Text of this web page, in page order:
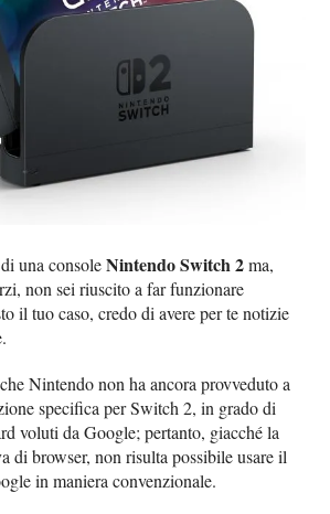
una consoleNintendo Switch 2ma,
non sei riuscito a far funzionare
il tuo caso, credo di avere per te notizie
Nintendo non ha ancora provveduto a
specifica per Switch 2, in grado di
voluti da Google; pertanto, giacché la
di browser, non risulta possibile usare il
in maniera convenzionale.